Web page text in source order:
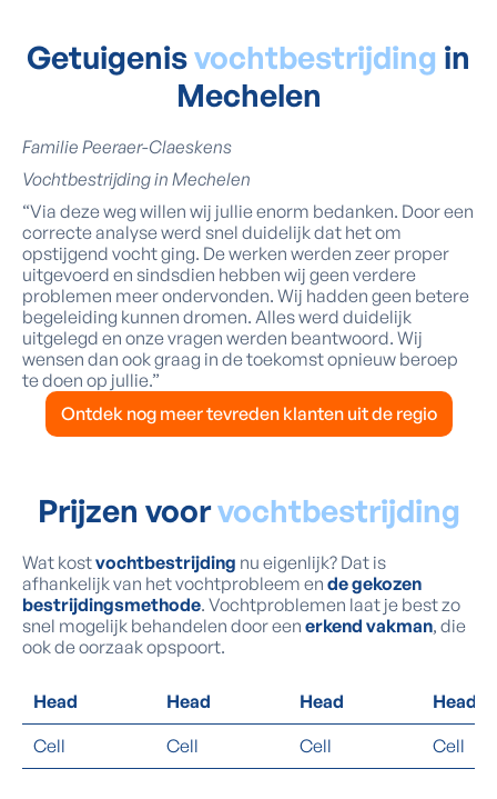
Getuigenisvochtbestrijding in
Mechelen
Familie Peeraer-Claeskens
Vochtbestrijding in Mechelen
“Via deze weg willen wij jullie enorm bedanken. Door een
correcte analyse werd snel duidelijk dat het om
opstijgend vocht ging. De werken werden zeer proper
uitgevoerd en sindsdien hebben wij geen verdere
problemen meer ondervonden. Wij hadden geen betere
begeleiding kunnen dromen. Alles werd duidelijk
uitgelegd en onze vragen werden beantwoord. Wij
wensen dan ook graag in de toekomst opnieuw beroep
te doen op jullie.”
Ontdek nog meer tevreden klanten uit de regio
Prijzen voorvochtbestrijding
Wat kostvochtbestrijding nu eigenlijk? Dat is
afhankelijk van het vochtprobleem en de gekozen
bestrijdingsmethode. Vochtproblemen laat je best zo
snel mogelijk behandelen door een erkend vakman, die
ook de oorzaak opspoort.
Head Head Head
Head
Cell
Cell Cell Cell